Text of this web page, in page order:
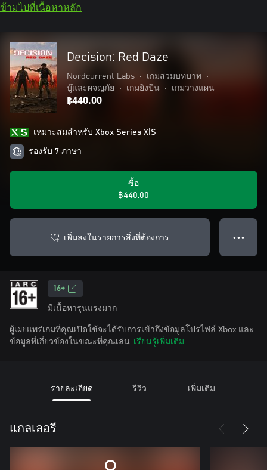
ข้ามไปที่เนื้อหาหลัก
Decision: Red Daze
Nordcurrent Labs • เกมสวมบทบาท
•
บู๊และผจญภัย
• เกมยิงปืน • เกมวางแผน
฿440.00
เหมาะสมสําหรับ Xbox Series X|S
รองรับ 7 ภาษา
ซื้อ
฿440.00
เพิ่มลงในรายการสิ่งที่ต้องการ ● ● ●
16+
มีเนื้อหารุนแรงมาก
ผู้เผยแพร่เกมที่คุณเปิดใช้จะได้รับการเข้าถึงข้อมูลโปรไฟล์ Xbox และ
ข้อมูลที่เกี่ยวข้องในขณะที่คุณเล่น เรียนรู้เพิ่มเติม
รายละเอียด รีวิว เพิ่มเติม
แกลเลอรี